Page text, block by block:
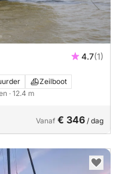
4.7(1)
Zeilboot
· 12.4 m
Vanaf € 346 / dag